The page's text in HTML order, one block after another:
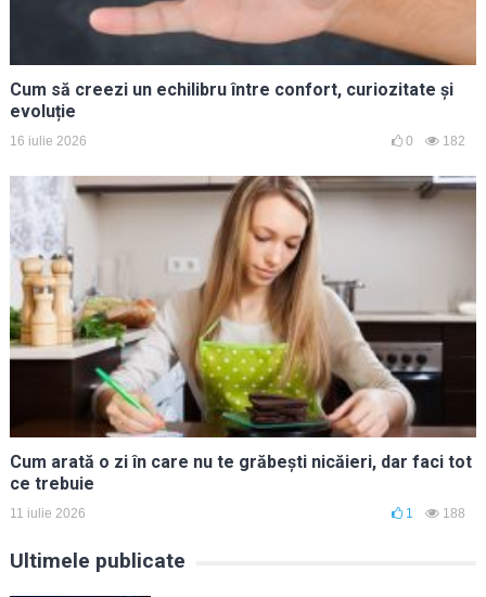
Cum să creezi un echilibru între confort, curiozitate și
evoluție
16 iulie 2026 0 182
Cum arată o zi în care nu te grăbești nicăieri, dar faci tot
ce trebuie
11 iulie 2026 1 188
Ultimele publicate